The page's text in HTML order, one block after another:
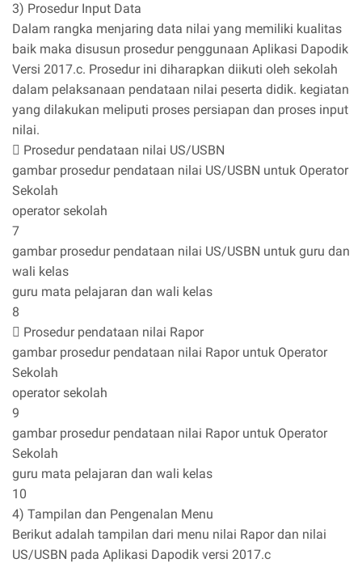
3) Prosedur Input Data
Dalam rangka menjaring data nilai yang memiliki kualitas
baik maka disusun prosedur penggunaan Aplikasi Dapodik
Versi 2017.c. Prosedur ini diharapkan diikuti oleh sekolah
dalam pelaksanaan pendataan nilai peserta didik. kegiatan
yang dilakukan meliputi proses persiapan dan proses input
nilai.
 Prosedur pendataan nilai US/USBN
gambar prosedur pendataan nilai US/USBN untuk Operator
Sekolah
operator sekolah
7
gambar prosedur pendataan nilai US/USBN untuk guru dan
wali kelas
guru mata pelajaran dan wali kelas
8
 Prosedur pendataan nilai Rapor
gambar prosedur pendataan nilai Rapor untuk Operator
Sekolah
operator sekolah
9
gambar prosedur pendataan nilai Rapor untuk Operator
Sekolah
guru mata pelajaran dan wali kelas
10
4) Tampilan dan Pengenalan Menu
Berikut adalah tampilan dari menu nilai Rapor dan nilai
US/USBN pada Aplikasi Dapodik versi 2017.c